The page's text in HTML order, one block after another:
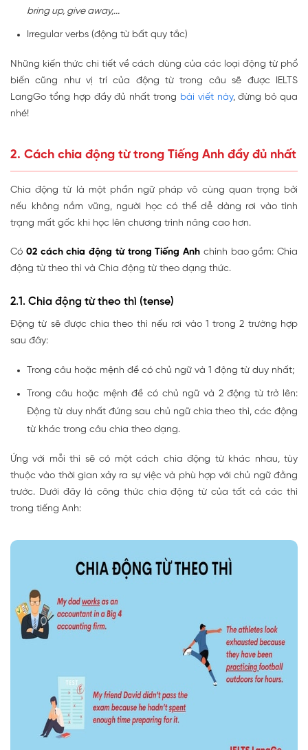
bring up, give away,...
Irregular verbs (động từ bất quy tắc)
Những kiến thức chi tiết về cách dùng của các loại động từ phổ
biến cũng như vị trí của động từ trong câu sẽ được IELTS
LangGo tổng hợp đầy đủ nhất trong bài viết này, đừng bỏ qua
nhé!
2. Cách chia động từ trong Tiếng Anh đầy đủ nhất
Chia động từ là một phần ngữ pháp vô cùng quan trọng bởi
nếu không nắm vững, người học có thể dễ dàng rơi vào tình
trạng mất gốc khi học lên chương trình nâng cao hơn.
Có 02 cách chia động từ trong Tiếng Anh chính bao gồm: Chia
động từ theo thì và Chia động từ theo dạng thức.
2.1. Chia động từ theo thì (tense)
Động từ sẽ được chia theo thì nếu rơi vào 1 trong 2 trường hợp
sau đây:
Trong câu hoặc mệnh đề có chủ ngữ và 1 động từ duy nhất;
Trong câu hoặc mệnh đề có chủ ngữ và 2 động từ trở lên:
Động từ duy nhất đứng sau chủ ngữ chia theo thì, các động
từ khác trong câu chia theo dạng.
Ứng với mỗi thì sẽ có một cách chia động từ khác nhau, tùy
thuộc vào thời gian xảy ra sự việc và phù hợp với chủ ngữ đằng
trước. Dưới đây là công thức chia động từ của tất cả các thì
trong tiếng Anh: